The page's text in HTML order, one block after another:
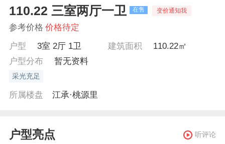
110.22 三室两厅一卫 在售 变价通知我
参考价格 价格待定
户型
3室 2厅 1卫 建筑面积
110.22㎡
户型分布
暂无资料
采光充足
所属楼盘 江承·桃源里
户型亮点 听评论